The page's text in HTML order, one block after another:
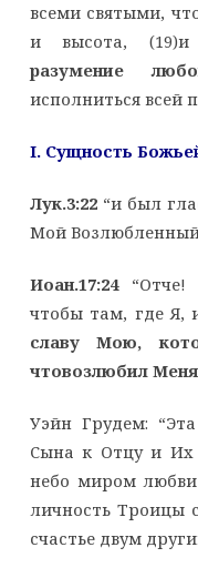
всеми святыми,
и высота,
разумение
исполниться всей
I. Сущность
Лук.3:22“и был
Мой
Иоан.17:24“Отче!
чтобы там, где Я,
славу Мою,
чтовозлюбил
Уэйн Грудем:
Сына к Отцу и Их
небо миром
личность Троицы
счастье двум